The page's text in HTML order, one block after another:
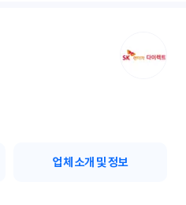
업체 소개 및 정보